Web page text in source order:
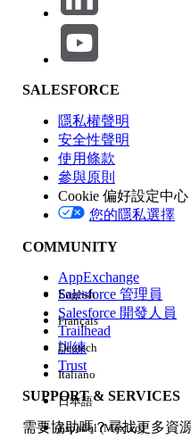
功能影響
版本
經驗
SALESFORCE
隱私權聲明
安全性聲明
使用條款
參與原則
Cookie 偏好設定中心
您的隱私選擇
COMMUNITY
AppExchange
Salesforce 管理員
Salesforce 開發人員
Trailhead
訓練
Trust
SUPPORT & SERVICES
需要協助嗎？尋找更多資
English
Français
Deutsch
Italiano
日本語
Español (México)